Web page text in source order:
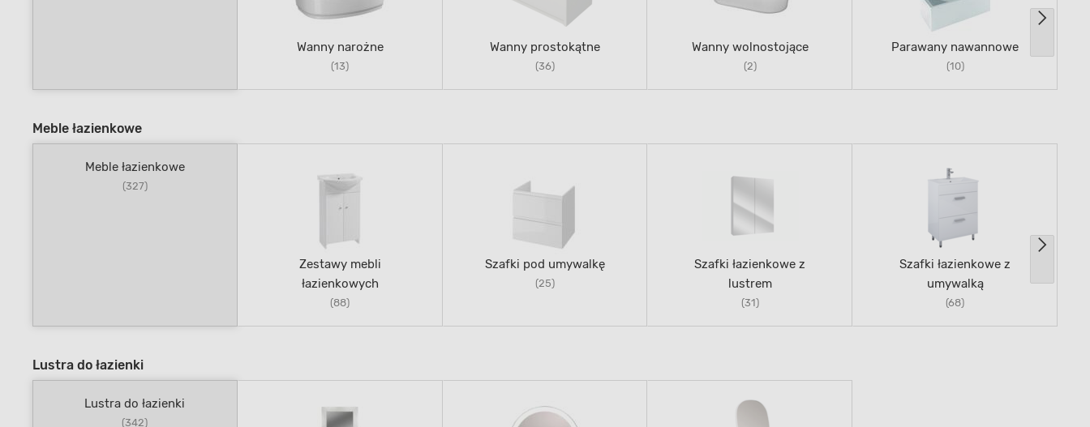
Wanny narożne
(13)
Wanny prostokątne
(36)
Wanny wolnostojące
(2)
Parawany nawannowe
(10)
Meble łazienkowe
Meble łazienkowe
(327)
Zestawy mebli
łazienkowych
(88)
Szafki pod umywalkę
(25)
Szafki łazienkowe z
lustrem
(31)
Szafki łazienkowe z
umywalką
(68)
Lustra do łazienki
Lustra do łazienki
(342)